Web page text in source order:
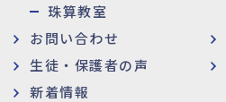
珠算教室
お問い合わせ
生徒・保護者の声
新着情報